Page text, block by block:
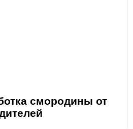
смородины от